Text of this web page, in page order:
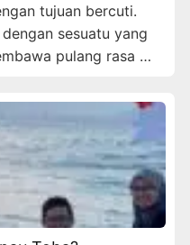
tujuan bercuti.
sesuatu yang
pulang rasa …